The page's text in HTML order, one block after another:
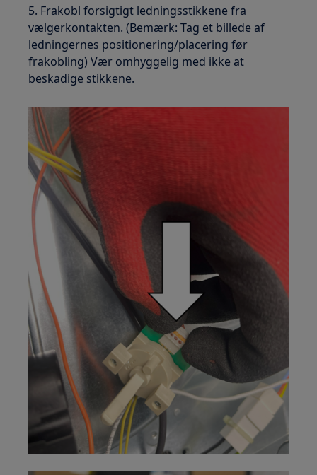
5. Frakobl forsigtigt ledningsstikkene fra
vælgerkontakten. (Bemærk: Tag et billede af
ledningernes positionering/placering før
frakobling) Vær omhyggelig med ikke at
beskadige stikkene.